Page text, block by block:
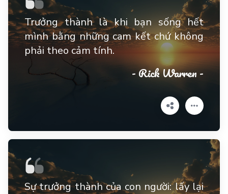
Trưởng thành là khi bạn sống hết
mình bằng những cam kết chứ không
phải theo cảm tính.
- Rick Warren -
Sự trưởng thành của con người: lấy lại